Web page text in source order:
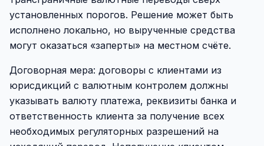
установленных порогов. Решение может быть
исполнено локально, но вырученные средства
могут оказаться «заперты» на местном счёте.
Договорная мера: договоры с клиентами из
юрисдикций с валютным контролем должны
указывать валюту платежа, реквизиты банка и
ответственность клиента за получение всех
необходимых регуляторных разрешений на